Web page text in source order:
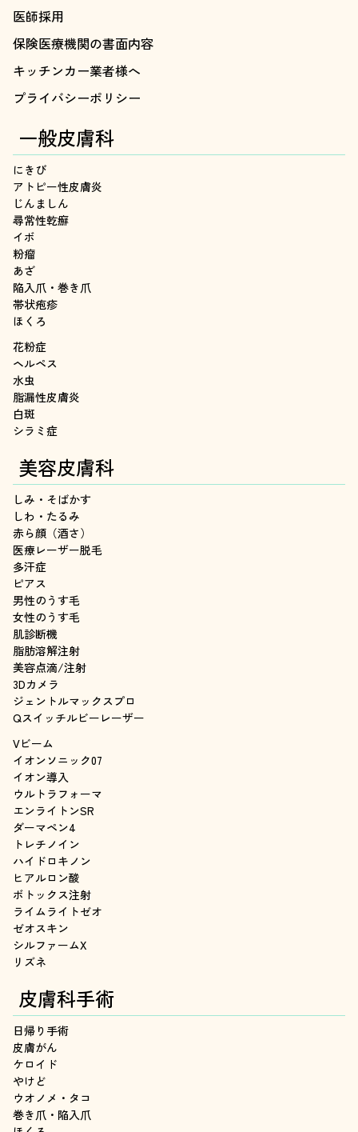
医師採用
保険医療機関の書面内容
キッチンカー業者様へ
プライバシーポリシー
一般皮膚科
にきび
アトピー性皮膚炎
じんましん
尋常性乾癬
イボ
粉瘤
あざ
陥入爪・巻き爪
帯状疱疹
ほくろ
花粉症
ヘルペス
水虫
脂漏性皮膚炎
白斑
シラミ症
美容皮膚科
しみ・そばかす
しわ・たるみ
赤ら顔（酒さ）
医療レーザー脱毛
多汗症
ピアス
男性のうす毛
女性のうす毛
肌診断機
脂肪溶解注射
美容点滴/注射
3Dカメラ
ジェントルマックスプロ
Qスイッチルビーレーザー
Vビーム
イオンソニック07
イオン導入
ウルトラフォーマ
エンライトンSR
ダーマペン4
トレチノイン
ハイドロキノン
ヒアルロン酸
ボトックス注射
ライムライトゼオ
ゼオスキン
シルファームX
リズネ
皮膚科手術
日帰り手術
皮膚がん
ケロイド
やけど
ウオノメ・タコ
巻き爪・陥入爪